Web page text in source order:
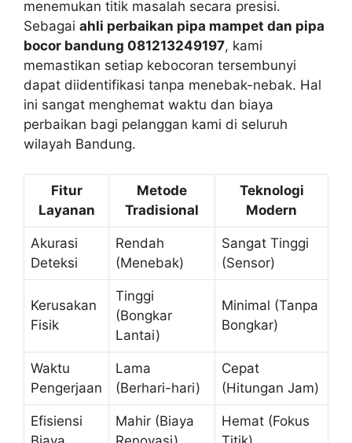
menemukan titik masalah secara presisi.
Sebagai ahli perbaikan pipa mampet dan pipa
bocor bandung 081213249197, kami
memastikan setiap kebocoran tersembunyi
dapat diidentifikasi tanpa menebak-nebak. Hal
ini sangat menghemat waktu dan biaya
perbaikan bagi pelanggan kami di seluruh
wilayah Bandung.
Fitur
Layanan
Metode
Tradisional
Teknologi
Modern
Akurasi
Deteksi
Rendah
(Menebak)
Sangat Tinggi
(Sensor)
Kerusakan
Fisik
Tinggi
(Bongkar
Lantai)
Minimal (Tanpa
Bongkar)
Waktu
Pengerjaan
Lama
(Berhari-hari)
Cepat
(Hitungan Jam)
Efisiensi
Mahir (Biaya
Hemat (Fokus